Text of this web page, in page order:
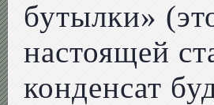
бутылки»
настоящей
конденсат